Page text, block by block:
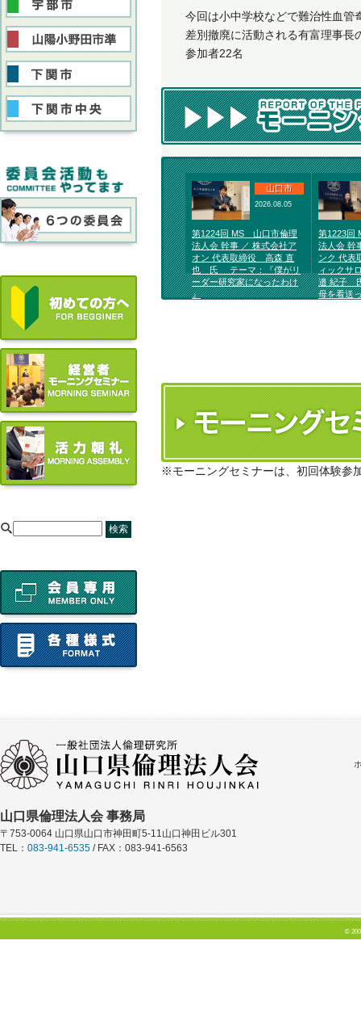
今回は小中学校などで難治性血管
差別撤廃に活動される有富理事長
参加者22名
山口市
2026.08.05
第1224回 MS 山口市倫理
法人会 幹事 ／ 株式会社ア
オン 代表取締役 高森 直
也 氏 テーマ：『僕がリ
ーダー研究家になったわけ
』
第1223回
法人会 幹
ンク 代
ィックサ
邉 紀子
母を看送
※モーニングセミナーは、初回体験参
[
山口県倫理法人会 事務局
〒753-0064 山口県山口市神田町5-11山口神田ビル301
TEL： 083-941-6535 / FAX：083-941-6563
©